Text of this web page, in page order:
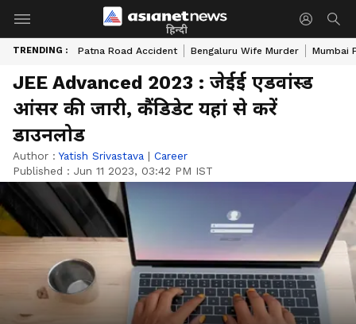
हिन्दी
TRENDING : Patna Road Accident Bengaluru Wife Murder Mumbai
JEE Advanced 2023 : जेईई एडवांस्ड
आंसर की जारी, कैंडिडेट यहां से करें
डाउनलोड
Author :Yatish Srivastava | Career
Published : Jun 11 2023, 03:42 PM IST